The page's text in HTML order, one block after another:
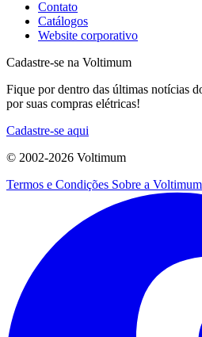
Contato
Catálogos
Website corporativo
Cadastre-se na Voltimum
Fique por dentro das últimas notícias
por suas compras elétricas!
Cadastre-se aqui
© 2002-2026 Voltimum
Termos e Condições Sobre a Voltimum